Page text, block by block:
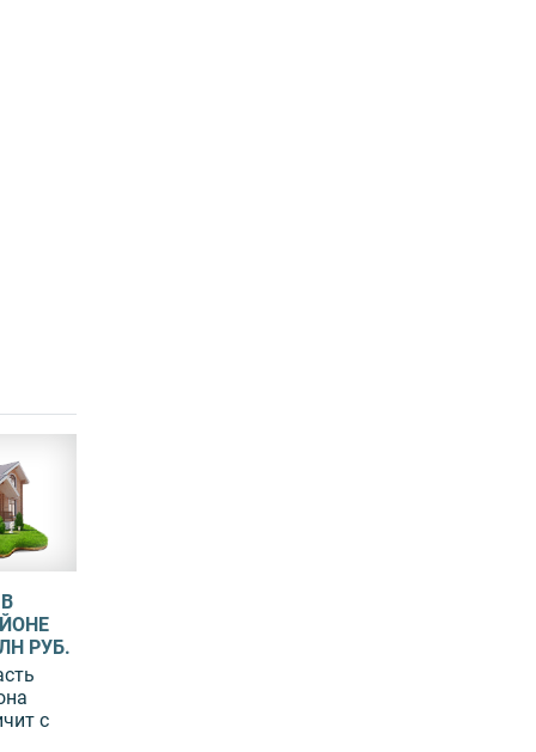
РУБ.
с